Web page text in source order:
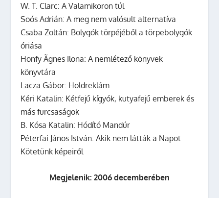
W. T. Clarc: A Valamikoron túl
Soós Adrián: A meg nem valósult alternatíva
Csaba Zoltán: Bolygók törpéjéből a törpebolygók
óriása
Honfy Ãgnes Ilona: A nemlétező könyvek
könyvtára
Lacza Gábor: Holdreklám
Kéri Katalin: Kétfejű kígyók, kutyafejű emberek és
más furcsaságok
B. Kósa Katalin: Hódító Mandúr
Péterfai János István: Akik nem látták a Napot
Kötetünk képeiről
Megjelenik: 2006 decemberében